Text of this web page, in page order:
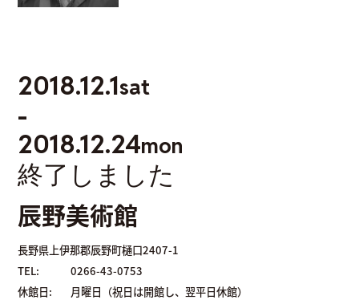
2018.12.1sat
-
2018.12.24mon
終了しました
辰野美術館
長野県上伊那郡辰野町樋口2407-1
TEL:
0266-43-0753
休館日:
月曜日（祝日は開館し、翌平日休館）